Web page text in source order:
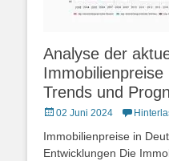
Analyse der
Immobilienpreise
Trends und
Posted
02 Juni 2024
Immobilienpreise in
Entwicklungen Die